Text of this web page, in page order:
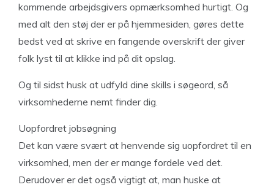
kommende arbejdsgivers opmærksomhed hurtigt. Og
med alt den støj der er på hjemmesiden, gøres dette
bedst ved at skrive en fangende overskrift der giver
folk lyst til at klikke ind på dit opslag.
Og til sidst husk at udfyld dine skills i søgeord, så
virksomhederne nemt finder dig.
Uopfordret jobsøgning
Det kan være svært at henvende sig uopfordret til en
virksomhed, men der er mange fordele ved det.
Derudover er det også vigtigt at, man huske at